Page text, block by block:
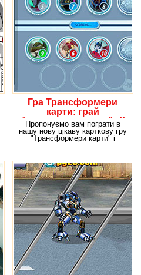
Гра Трансформери
карти: грай
безкоштовно онлайн!!
Пропонуємо вам пограти в
нашу нову цікаву карткову гру
"Трансформери карти" і